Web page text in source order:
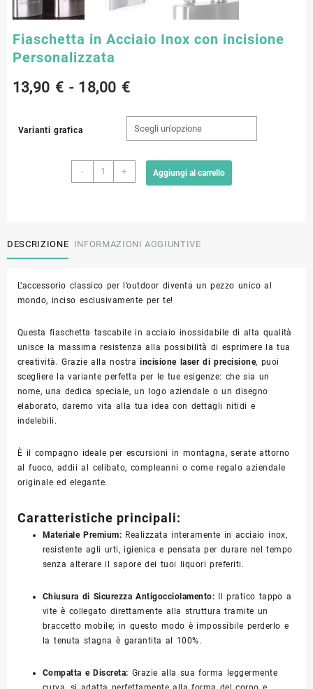
Fiaschetta in Acciaio Inox con incisione
Personalizzata
13,90 € - 18,00 €Fascia
di
prezzo:
Varianti grafica
-
Fiaschetta
in
incisione
+ Aggiungi al carrello
DESCRIZIONE INFORMAZIONI AGGIUNTIVE
L’accessorio classico per l’outdoor diventa un pezzo unico al
mondo, inciso esclusivamente per te!
Questa fiaschetta tascabile in acciaio inossidabile di alta qualità
unisce la massima resistenza alla possibilità di esprimere la tua
creatività. Grazie alla nostraincisione laser di precisione, puoi
scegliere la variante perfetta per le tue esigenze: che sia un
nome, una dedica speciale, un logo aziendale o un disegno
elaborato, daremo vita alla tua idea con dettagli nitidi e
indelebili.
È il compagno ideale per escursioni in montagna, serate attorno
al fuoco, addii al celibato, compleanni o come regalo aziendale
originale ed elegante.
Caratteristiche principali:
Materiale Premium: Realizzata interamente in acciaio inox,
resistente agli urti, igienica e pensata per durare nel tempo
senza alterare il sapore dei tuoi liquori preferiti.
Chiusura di Sicurezza Antigocciolamento: Il pratico tappo a
vite è collegato direttamente alla struttura tramite un
braccetto mobile; in questo modo è impossibile perderlo e
la tenuta stagna è garantita al 100%.
Compatta e Discreta: Grazie alla sua forma leggermente